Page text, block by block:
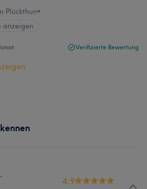
Plückthun•
anzeigen
Verifizierte Bewertung
4.9